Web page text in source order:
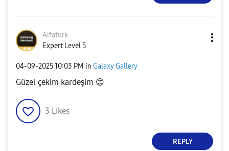
Alfatürk
Expert Level 5
‎04-09-202510:03 PM in Galaxy Gallery
Güzel çekim kardeşim 😊
3 Likes
REPLY